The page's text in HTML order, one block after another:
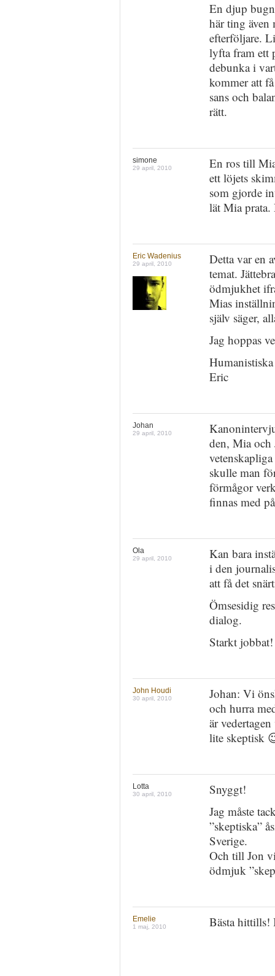
En djup
här ting även
efterföljare.
lyfta fram ett
debunka i
kommer att
sans och
rätt.
simone
29 april, 2010
En ros till
ett löjets
som gjorde
lät Mia prata.
Eric Wadenius
29 april, 2010
Detta var en
temat.
ödmjukhet
Mias
själv säger,
Jag hoppas
Eric
Johan
29 april, 2010
den, Mia och
skulle man
förmågor
finnas med
Ola
29 april, 2010
Kan bara
i den
att få det
Ömsesidig
dialog.
Starkt jobbat!
John Houdi
30 april, 2010
Johan: Vi
och hurra
är
lite skeptisk
Lotta
30 april, 2010
Snyggt!
Jag måste
”skeptiska”
Sverige.
Och till Jon
ödmjuk
Emelie
1 maj, 2010 Bästa hittills!